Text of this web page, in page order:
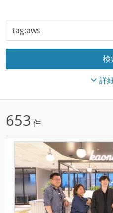
詳
653 件